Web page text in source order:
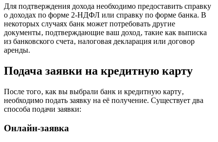
Для подтверждения дохода необходимо предоставить справку
о доходах по форме 2-НДФЛ или справку по форме банка. В
некоторых случаях банк может потребовать другие
документы‚ подтверждающие ваш доход‚ такие как выписка
из банковского счета‚ налоговая декларация или договор
аренды.
Подача заявки на кредитную карту
После того‚ как вы выбрали банк и кредитную карту‚
необходимо подать заявку на её получение. Существует два
способа подачи заявки:
Онлайн-заявка